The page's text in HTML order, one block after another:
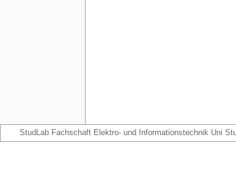
StudLab Fachschaft Elektro- und Informationstechnik Uni